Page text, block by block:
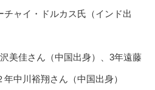
チャイ・ドルカス氏（インド出
美佳さん（中国出身）、3年遠藤
中川裕翔さん（中国出身）